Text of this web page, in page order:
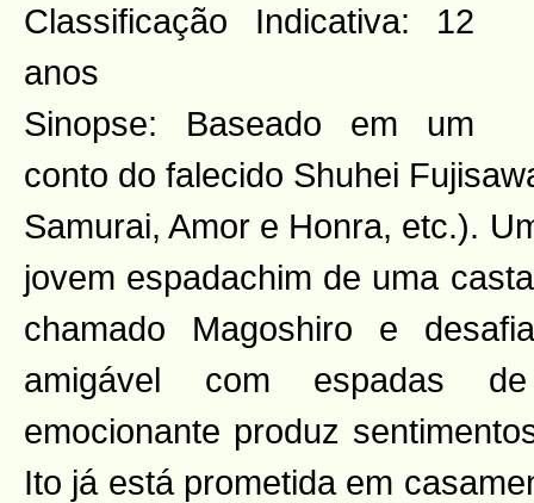
Classificação Indicativa: 12
anos
Sinopse: Baseado em um
conto do falecido Shuhei
Samurai, Amor e Honra, etc.).
jovem espadachim de uma
chamado Magoshiro e
amigável com espadas
emocionante produz
Ito já está prometida em